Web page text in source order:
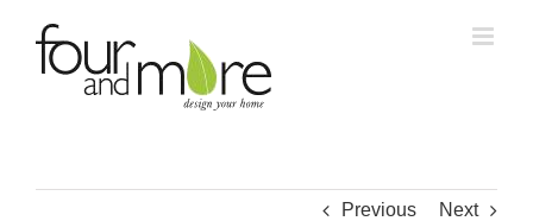
content
Previous Next